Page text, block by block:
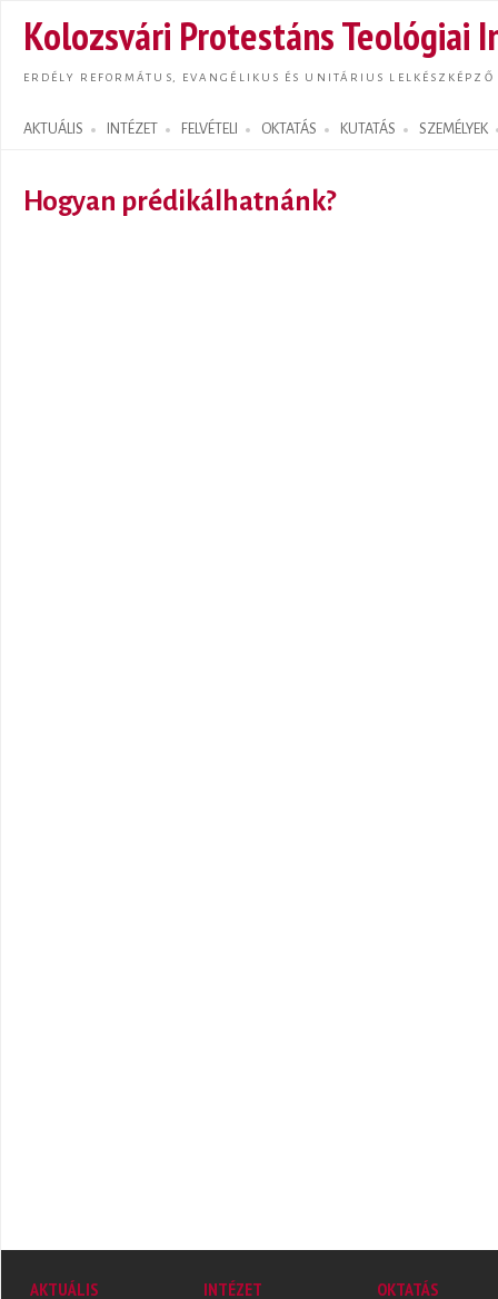
Kolozsvári Protestáns Teológiai
ERDÉLY REFORMÁTUS, EVANGÉLIKUS ÉS UNITÁRIUS LELKÉSZKÉPZŐ
AKTUÁLIS INTÉZET FELVÉTELI OKTATÁS KUTATÁS SZEMÉLYEK
Search form
Hogyan prédikálhatnánk?
AKTUÁLIS
INTÉZET
OKTATÁS